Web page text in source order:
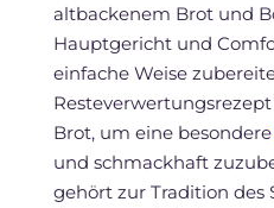
altbackenem Brot und
Hauptgericht und
einfache Weise
Brot, um eine besondere
und schmackhaft
gehört zur Tradition des